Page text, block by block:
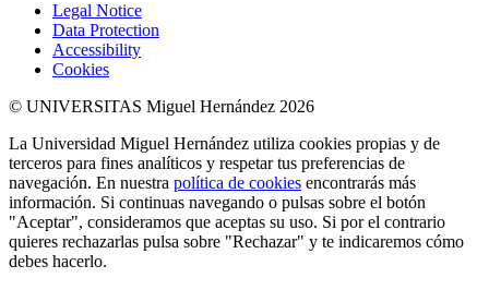
Legal Notice
Data Protection
Accessibility
Cookies
© UNIVERSITAS Miguel Hernández 2026
La Universidad Miguel Hernández utiliza cookies propias y de
terceros para fines analíticos y respetar tus preferencias de
navegación. En nuestra política de cookies encontrarás más
información. Si continuas navegando o pulsas sobre el botón
"Aceptar", consideramos que aceptas su uso. Si por el contrario
quieres rechazarlas pulsa sobre "Rechazar" y te indicaremos cómo
debes hacerlo.